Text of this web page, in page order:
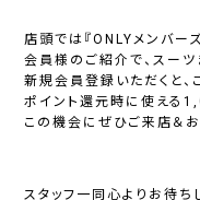
店頭では 『ONLYメンバー
会員様のご紹介で、スーツ
新規会員登録いただくと
ポイント還元時に使える
この機会にぜひご来店＆
スタッフ一同心よりお待ち